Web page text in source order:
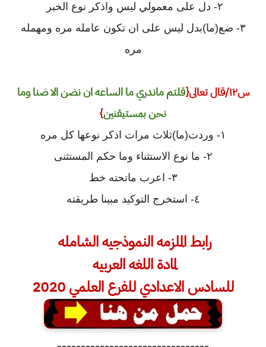
٢- دل على معمولي ليس واذكر نوع الخبر
٣- ضع(ما)بدل ليس على ان تكون عامله مره ومهمله
مره
س١٢/قال تعالى{
قلتم ماندري ما الساعه ان نضن الا ضنا وما
نحن بمستيقنين}
١- وردت(ما)ثلاث مرات اذكر نوعها كل مره
٢- ما نوع الاستثناء وما حكم المستثنى
٣- اعرب ماتحته خط
٤- استخرج التوكيد مبينا طريقته
رابط الملزمه النموذجيه الشامله
لمادة اللغه العربيه
للسادس الاعدادي للفرع العلمي 2020